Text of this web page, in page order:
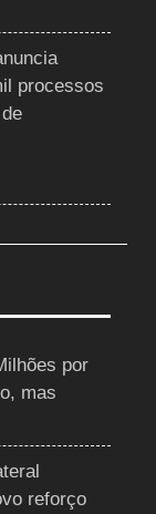
processos
por
mas
reforço